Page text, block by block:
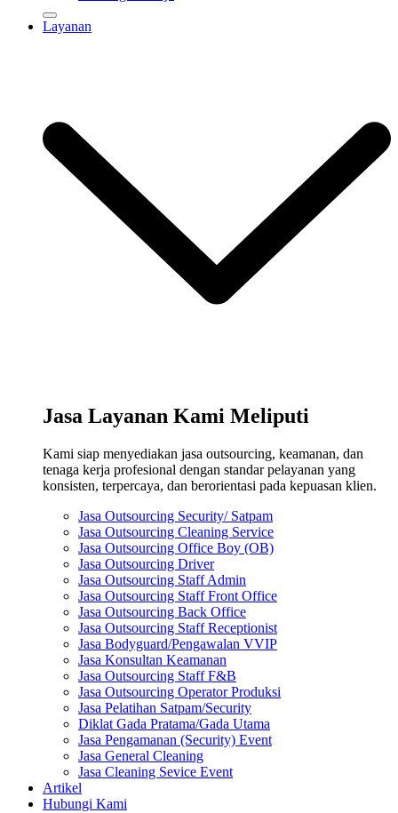
Layanan
Jasa Layanan Kami Meliputi
Kami siap menyediakan jasa outsourcing, keamanan, dan
tenaga kerja profesional dengan standar pelayanan yang
konsisten, terpercaya, dan berorientasi pada kepuasan klien.
Jasa Outsourcing Security/ Satpam
Jasa Outsourcing Cleaning Service
Jasa Outsourcing Office Boy (OB)
Jasa Outsourcing Driver
Jasa Outsourcing Staff Admin
Jasa Outsourcing Staff Front Office
Jasa Outsourcing Back Office
Jasa Outsourcing Staff Receptionist
Jasa Bodyguard/Pengawalan VVIP
Jasa Konsultan Keamanan
Jasa Outsourcing Staff F&B
Jasa Outsourcing Operator Produksi
Jasa Pelatihan Satpam/Security
Diklat Gada Pratama/Gada Utama
Jasa Pengamanan (Security) Event
Jasa General Cleaning
Jasa Cleaning Sevice Event
Artikel
Hubungi Kami